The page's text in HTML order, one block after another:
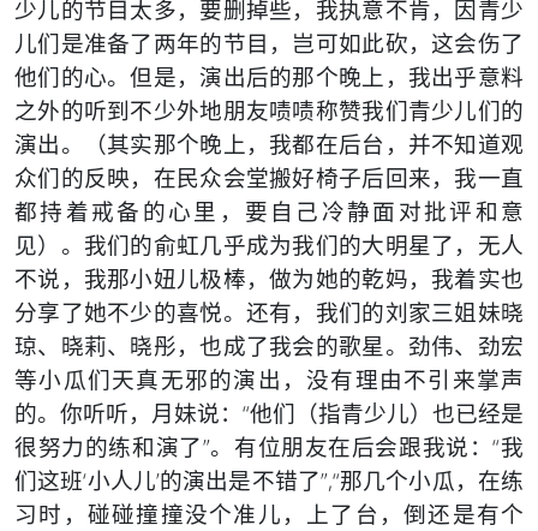
少儿的节目太多，要删掉些，我执意不肯，因青少
儿们是准备了两年的节目，岂可如此砍，这会伤了
他们的心。但是，演出后的那个晚上，我出乎意料
之外的听到不少外地朋友啧啧称赞我们青少儿们的
演出。（其实那个晚上，我都在后台，并不知道观
众们的反映，在民众会堂搬好椅子后回来，我一直
都持着戒备的心里，要自己冷静面对批评和意
见）。我们的俞虹几乎成为我们的大明星了，无人
不说，我那小妞儿极棒，做为她的乾妈，我着实也
分享了她不少的喜悦。还有，我们的刘家三姐妹晓
琼、晓莉、晓彤，也成了我会的歌星。劲伟、劲宏
等小瓜们天真无邪的演出，没有理由不引来掌声
的。你听听，月妹说：“他们（指青少儿）也已经是
很努力的练和演了”。有位朋友在后会跟我说：“我
们这班‘小人儿’的演出是不错了”,“那几个小瓜，在练
习时，碰碰撞撞没个准儿，上了台，倒还是有个